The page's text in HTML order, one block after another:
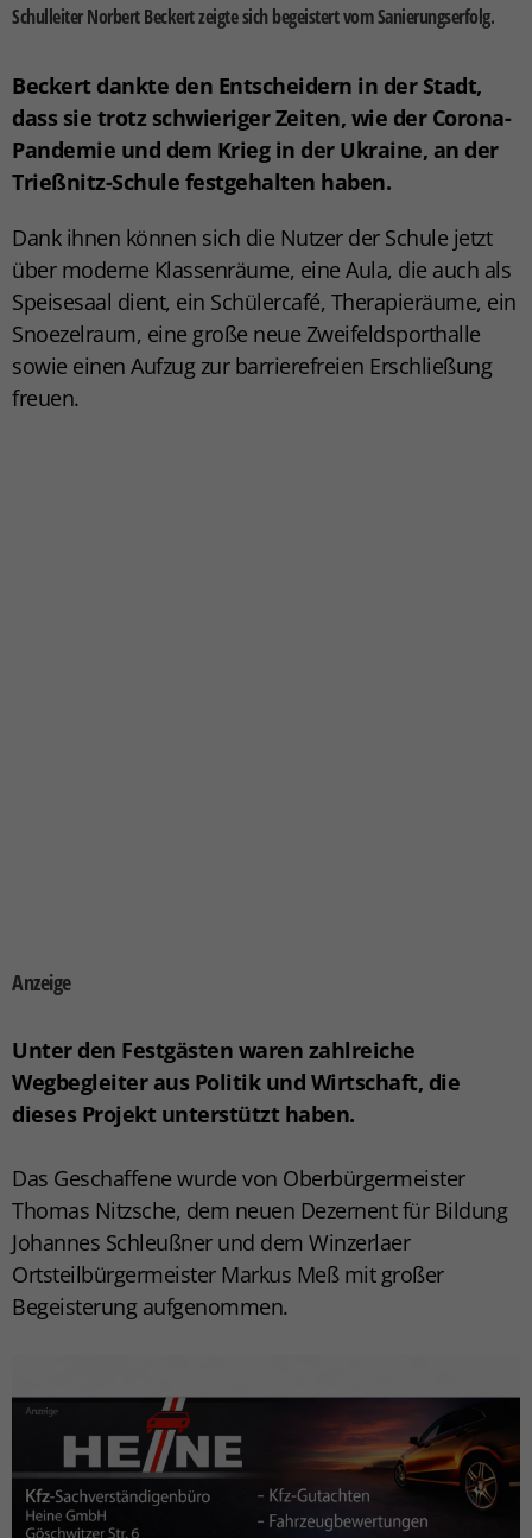
Schulleiter Norbert Beckert zeigte sich begeistert vom Sanierungserfolg.
Beckert dankte den Entscheidern in der Stadt,
dass sie trotz schwieriger Zeiten, wie der Corona-
Pandemie und dem Krieg in der Ukraine, an der
Trießnitz-Schule festgehalten haben.
Dank ihnen können sich die Nutzer der Schule jetzt
über moderne Klassenräume, eine Aula, die auch als
Speisesaal dient, ein Schülercafé, Therapieräume, ein
Snoezelraum, eine große neue Zweifeldsporthalle
sowie einen Aufzug zur barrierefreien Erschließung
freuen.
Anzeige
Unter den Festgästen waren zahlreiche
Wegbegleiter aus Politik und Wirtschaft, die
dieses Projekt unterstützt haben.
Das Geschaffene wurde von Oberbürgermeister
Thomas Nitzsche, dem neuen Dezernent für Bildung
Johannes Schleußner und dem Winzerlaer
Ortsteilbürgermeister Markus Meß mit großer
Begeisterung aufgenommen.